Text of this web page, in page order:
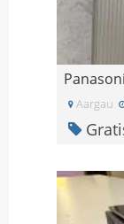
Aargau